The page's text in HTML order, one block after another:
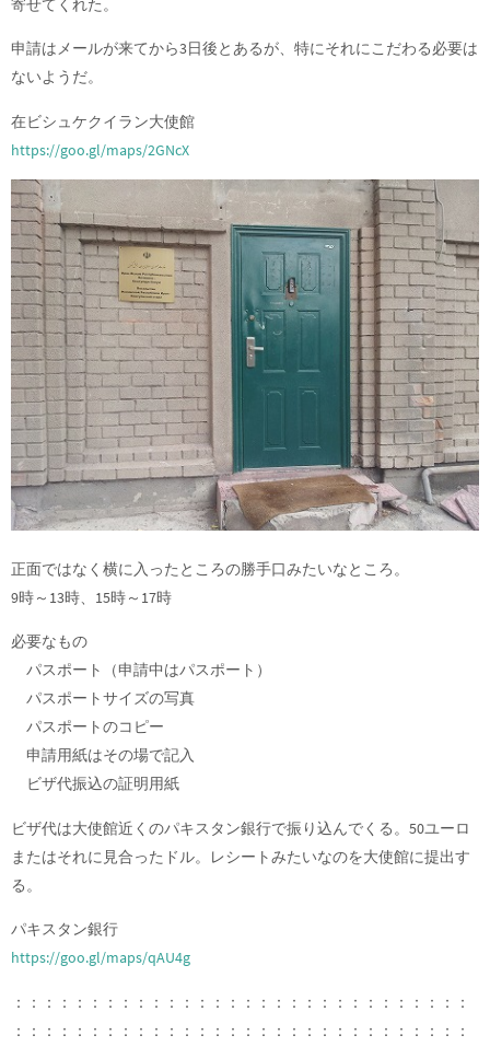
寄せてくれた。
申請はメールが来てから3日後とあるが、特にそれにこだわる必要は
ないようだ。
在ビシュケクイラン大使館
https://goo.gl/maps/2GNcX
正面ではなく横に入ったところの勝手口みたいなところ。
9時～13時、15時～17時
必要なもの
パスポート（申請中はパスポート）
パスポートサイズの写真
パスポートのコピー
申請用紙はその場で記入
ビザ代振込の証明用紙
ビザ代は大使館近くのパキスタン銀行で振り込んでくる。50ユーロ
またはそれに見合ったドル。レシートみたいなのを大使館に提出す
る。
パキスタン銀行
https://goo.gl/maps/qAU4g
：：：：：：：：：：：：：：：：：：：：：：：：：：：：：：
：：：：：：：：：：：：：：：：：：：：：：：：：：：：：：